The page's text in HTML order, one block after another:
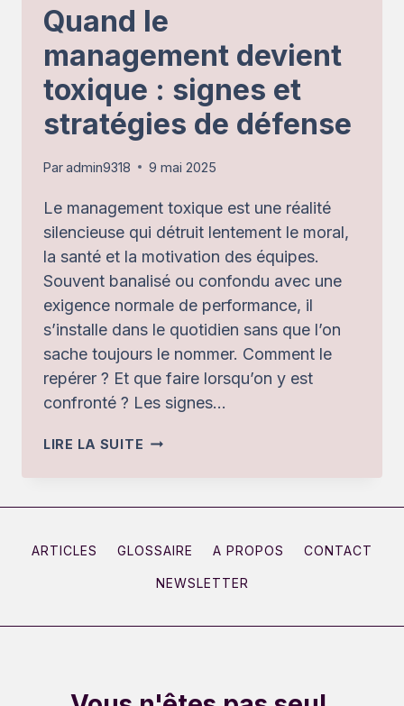
Quand le
management devient
toxique : signes et
stratégies de défense
Paradmin9318 9 mai 2025
Le management toxique est une réalité
silencieuse qui détruit lentement le moral,
la santé et la motivation des équipes.
Souvent banalisé ou confondu avec une
exigence normale de performance, il
s’installe dans le quotidien sans que l’on
sache toujours le nommer. Comment le
repérer ? Et que faire lorsqu’on y est
confronté ? Les signes…
LIRE LA SUITE QUAND
SIGNES
ARTICLES GLOSSAIRE A PROPOS CONTACT
NEWSLETTER